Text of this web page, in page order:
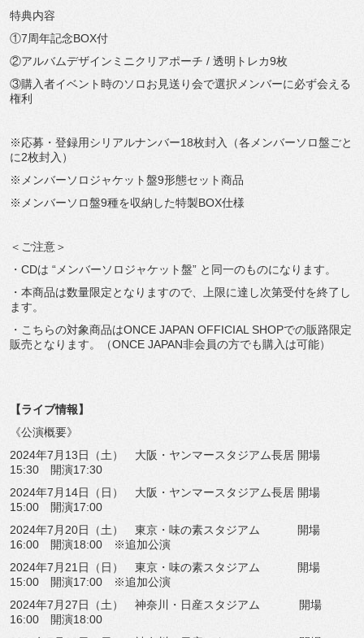
特典内容
①7周年記念BOX付
②アルバムデザインミニクリアポーチ / 透明トレカ9枚
③購入者イベント時のソロお見送り会で選択メンバーに必ず会える
権利
※応募・登録用シリアルナンバー18枚封入（各メンバーソロ盤ごと
に2枚封入）
※メンバーソロジャケット盤9形態セット商品
※メンバーソロ盤9種を収納した特製BOX仕様
＜ご注意＞
・CDは “メンバーソロジャケット盤” と同一のものになります。
・本商品は数量限定となりますので、上限に達し次第受付を終了し
ます。
・こちらの対象商品はONCE JAPAN OFFICIAL SHOPでの販路限定
販売となります。（ONCE JAPAN非会員の方でも購入は可能）
【ライブ情報】
《公演概要》
2024年7月13日（土） 大阪・ヤンマースタジアム長居 開場
15:30 開演17:30
2024年7月14日（日） 大阪・ヤンマースタジアム長居 開場
15:00 開演17:00
2024年7月20日（土） 東京・味の素スタジアム 開場
16:00 開演18:00 ※追加公演
2024年7月21日（日） 東京・味の素スタジアム 開場
15:00 開演17:00 ※追加公演
2024年7月27日（土） 神奈川・日産スタジアム 開場
16:00 開演18:00